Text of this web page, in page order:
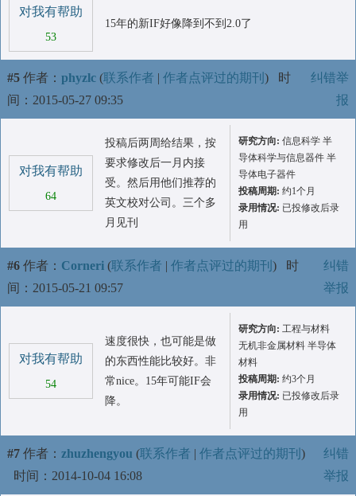
对我有帮助
53
15年的新IF好像降到不到2.0了
#5 作者： phyzlc (联系作者 | 作者点评过的期刊 ) 时
间：2015-05-27 09:35
纠错举
报
对我有帮助
64
投稿后两周给结果，按
要求修改后一月内接
受。然后用他们推荐的
英文校对公司。三个多
月见刊
研究方向: 信息科学 半
导体科学与信息器件 半
导体电子器件
投稿周期: 约1个月
录用情况: 已投修改后录
用
#6 作者： Corneri (联系作者 | 作者点评过的期刊 ) 时
间：2015-05-21 09:57
纠错
举报
对我有帮助
54
速度很快，也可能是做
的东西性能比较好。非
常nice。15年可能IF会
降。
研究方向: 工程与材料
无机非金属材料 半导体
材料
投稿周期: 约3个月
录用情况: 已投修改后录
用
#7 作者： zhuzhengyou (联系作者 | 作者点评过的期刊 )
时间：2014-10-04 16:08
纠错
举报